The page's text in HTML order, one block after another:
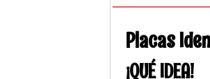
Placas
¡QUÉ IDEA!